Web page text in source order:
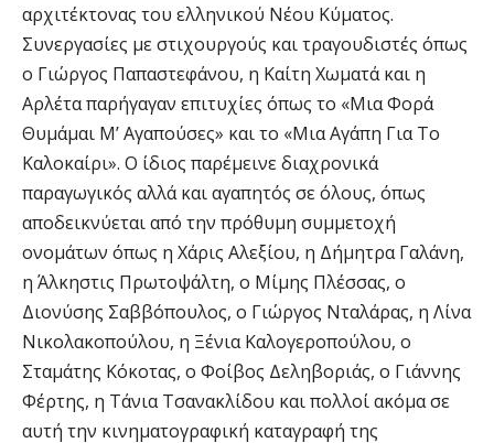
αρχιτέκτονας του ελληνικού Νέου Κύματος.
Συνεργασίες με στιχουργούς και τραγουδιστές όπως
ο Γιώργος Παπαστεφάνου, η Καίτη Χωματά και η
Αρλέτα παρήγαγαν επιτυχίες όπως το «Μια Φορά
Θυμάμαι Μ’ Αγαπούσες» και το «Μια Αγάπη Για Το
Καλοκαίρι». Ο ίδιος παρέμεινε διαχρονικά
παραγωγικός αλλά και αγαπητός σε όλους, όπως
αποδεικνύεται από την πρόθυμη συμμετοχή
ονομάτων όπως η Χάρις Αλεξίου, η Δήμητρα Γαλάνη,
η Άλκηστις Πρωτοψάλτη, ο Μίμης Πλέσσας, ο
Διονύσης Σαββόπουλος, ο Γιώργος Νταλάρας, η Λίνα
Νικολακοπούλου, η Ξένια Καλογεροπούλου, ο
Σταμάτης Κόκοτας, ο Φοίβος Δεληβοριάς, ο Γιάννης
Φέρτης, η Τάνια Τσανακλίδου και πολλοί ακόμα σε
αυτή την κινηματογραφική καταγραφή της